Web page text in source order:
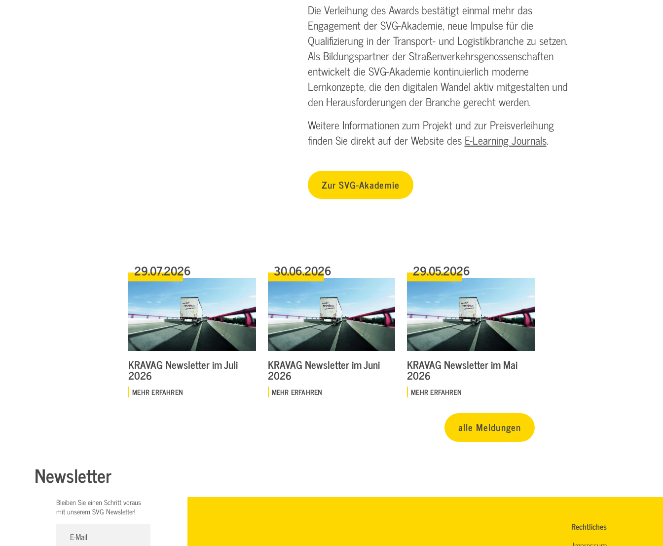
Die Verleihung des Awards bestätigt einmal mehr das
Engagement der SVG-Akademie, neue Impulse für die
Qualifizierung in der Transport- und Logistikbranche zu setzen.
Als Bildungspartner der Straßenverkehrsgenossenschaften
entwickelt die SVG-Akademie kontinuierlich moderne
Lernkonzepte, die den digitalen Wandel aktiv mitgestalten und
den Herausforderungen der Branche gerecht werden.
Weitere Informationen zum Projekt und zur Preisverleihung
finden Sie direkt auf der Website desE-Learning Journals.
Zur SVG-Akademie
29.07.2026
KRAVAG Newsletter im Juli
2026
MEHR ERFAHREN
30.06.2026
KRAVAG Newsletter im Juni
2026
MEHR ERFAHREN
29.05.2026
KRAVAG Newsletter im Mai
2026
MEHR ERFAHREN
alle Meldungen
Newsletter
Bleiben Sie einen Schritt voraus
mit unserem SVG Newsletter!
Rechtliches